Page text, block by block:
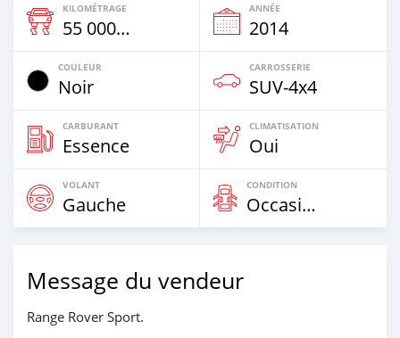
KILOMÉTRAGE
55 000 Km
ANNÉE
2014
COULEUR
Noir
CARROSSERIE
SUV‒4x4
CARBURANT
Essence
CLIMATISATION
Oui
VOLANT
Gauche
CONDITION
Occasion
Message du vendeur
Range Rover Sport.